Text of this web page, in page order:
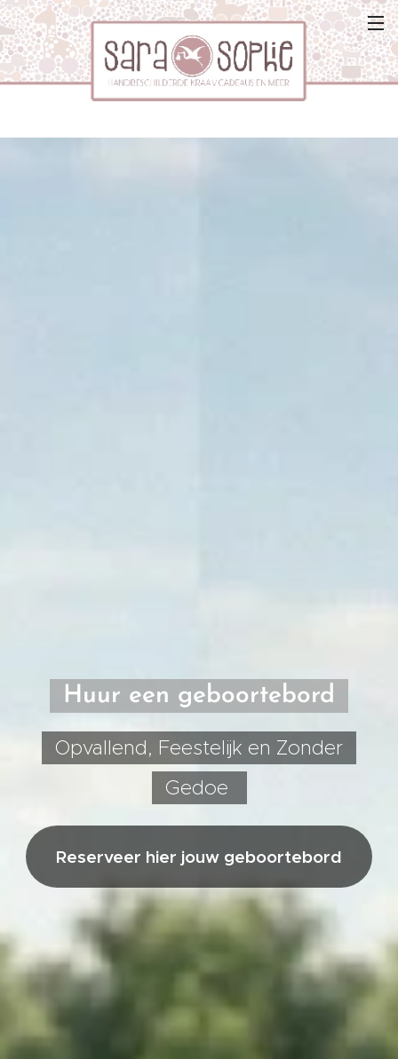
Huur een geboortebord
Opvallend, Feestelijk en Zonder
Gedoe
Reserveer hier jouw geboortebord